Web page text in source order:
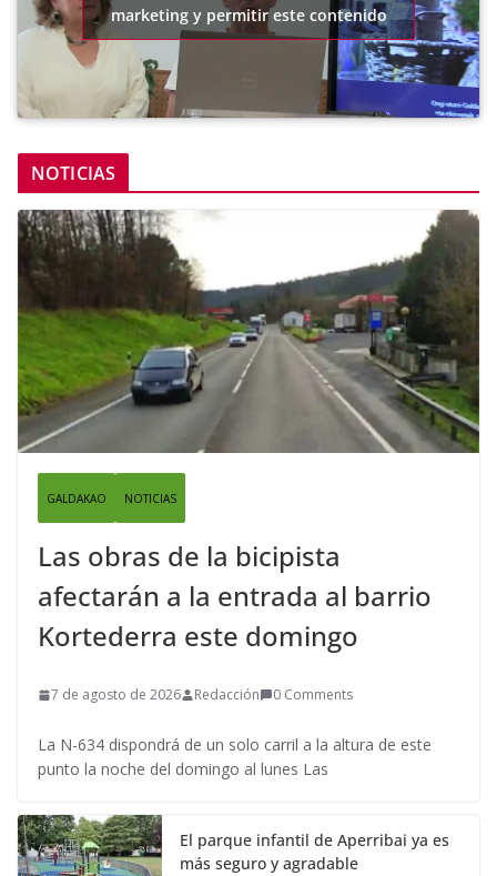
marketing y permitir este contenido
NOTICIAS
GALDAKAO NOTICIAS
Las obras de la bicipista
afectarán a la entrada al barrio
Kortederra este domingo
7 de agosto de 2026 Redacción 0 Comments
La N-634 dispondrá de un solo carril a la altura de este
punto la noche del domingo al lunes Las
El parque infantil de Aperribai ya es
más seguro y agradable